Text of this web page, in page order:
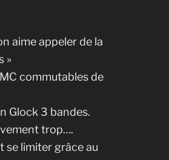
aime appeler de la
»
commutables de
Glock 3 bandes.
trop….
se limiter grâce au